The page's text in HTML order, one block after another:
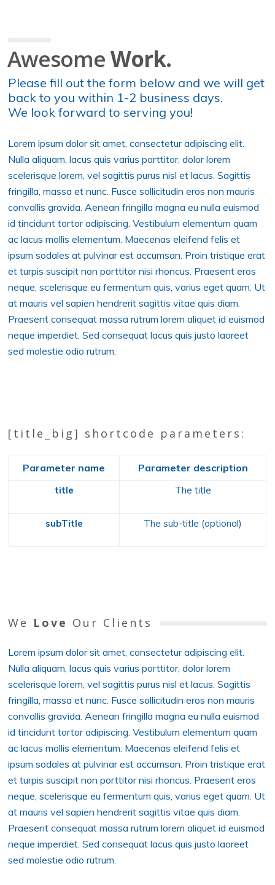
AwesomeWork.
Please fill out the form below and we will get
back to you within 1-2 business days.
We look forward to serving you!
Lorem ipsum dolor sit amet, consectetur adipiscing elit.
Nulla aliquam, lacus quis varius porttitor, dolor lorem
scelerisque lorem, vel sagittis purus nisl et lacus. Sagittis
fringilla, massa et nunc. Fusce sollicitudin eros non mauris
convallis gravida. Aenean fringilla magna eu nulla euismod
id tincidunt tortor adipiscing. Vestibulum elementum quam
ac lacus mollis elementum. Maecenas eleifend felis et
ipsum sodales at pulvinar est accumsan. Proin tristique erat
et turpis suscipit non porttitor nisi rhoncus. Praesent eros
neque, scelerisque eu fermentum quis, varius eget quam. Ut
at mauris vel sapien hendrerit sagittis vitae quis diam.
Praesent consequat massa rutrum lorem aliquet id euismod
neque imperdiet. Sed consequat lacus quis justo laoreet
sed molestie odio rutrum.
[title_big] shortcode parameters:
Parameter name Parameter description
title The title
subTitle The sub-title (optional)
We Love Our Clients
Lorem ipsum dolor sit amet, consectetur adipiscing elit.
Nulla aliquam, lacus quis varius porttitor, dolor lorem
scelerisque lorem, vel sagittis purus nisl et lacus. Sagittis
fringilla, massa et nunc. Fusce sollicitudin eros non mauris
convallis gravida. Aenean fringilla magna eu nulla euismod
id tincidunt tortor adipiscing. Vestibulum elementum quam
ac lacus mollis elementum. Maecenas eleifend felis et
ipsum sodales at pulvinar est accumsan. Proin tristique erat
et turpis suscipit non porttitor nisi rhoncus. Praesent eros
neque, scelerisque eu fermentum quis, varius eget quam. Ut
at mauris vel sapien hendrerit sagittis vitae quis diam.
Praesent consequat massa rutrum lorem aliquet id euismod
neque imperdiet. Sed consequat lacus quis justo laoreet
sed molestie odio rutrum.